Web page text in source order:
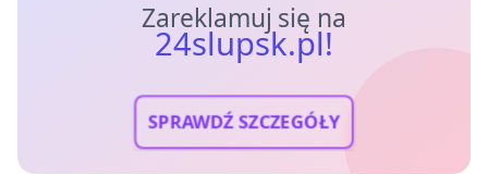
Zareklamuj się na
24slupsk.pl!
SPRAWDŹ SZCZEGÓŁY